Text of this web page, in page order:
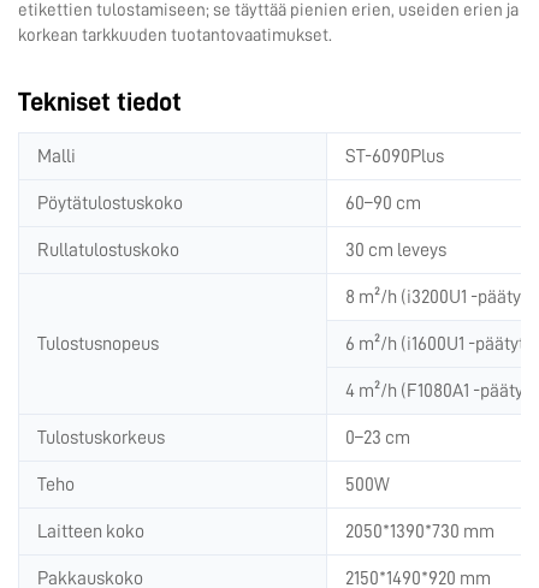
etikettien tulostamiseen; se täyttää pienien erien, useiden erien ja
korkean tarkkuuden tuotantovaatimukset.
Tekniset tiedot
Malli ST-6090Plus
Pöytätulostuskoko 60–90 cm
Rullatulostuskoko 30 cm leveys
Tulostusnopeus
8 m²/h (i3200U1 -päätyt)
6 m²/h (i1600U1 -päätyt)
4 m²/h (F1080A1 -päätyt)
Tulostuskorkeus 0–23 cm
Teho 500W
Laitteen koko 2050*1390*730 mm
Pakkauskoko 2150*1490*920 mm